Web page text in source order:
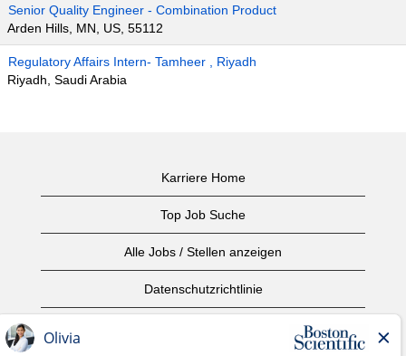
Senior Quality Engineer - Combination Product
Arden Hills, MN, US, 55112
Regulatory Affairs Intern- Tamheer , Riyadh
Riyadh, Saudi Arabia
Karriere Home
Top Job Suche
Alle Jobs / Stellen anzeigen
Datenschutzrichtlinie